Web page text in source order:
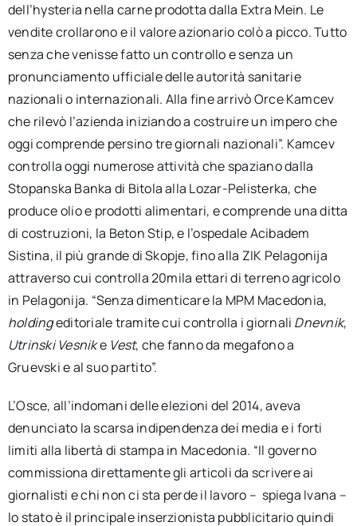
dell’hysteria nella carne prodotta dalla Extra Mein. Le
vendite crollarono e il valore azionario colò a picco. Tutto
senza che venisse fatto un controllo e senza un
pronunciamento ufficiale delle autorità sanitarie
nazionali o internazionali. Alla fine arrivò Orce Kamcev
che rilevò l’azienda iniziando a costruire un impero che
oggi comprende persino tre giornali nazionali”. Kamcev
controlla oggi numerose attività che spaziano dalla
Stopanska Banka di Bitola alla Lozar-Pelisterka, che
produce olio e prodotti alimentari, e comprende una ditta
di costruzioni, la Beton Stip, e l’ospedale Acibadem
Sistina, il più grande di Skopje, fino alla ZIK Pelagonija
attraverso cui controlla 20mila ettari di terreno agricolo
in Pelagonija. “Senza dimenticare la MPM Macedonia,
holdingeditoriale tramite cui controlla i giornali Dnevnik,
Utrinski Vesnike Vest, che fanno da megafono a
Gruevski e al suo partito”.
L’Osce, all’indomani delle elezioni del 2014, aveva
denunciato la scarsa indipendenza dei media e i forti
limiti alla libertà di stampa in Macedonia. “Il governo
commissiona direttamente gli articoli da scrivere ai
giornalisti e chi non ci sta perde il lavoro – spiega Ivana –
lo stato è il principale inserzionista pubblicitario quindi